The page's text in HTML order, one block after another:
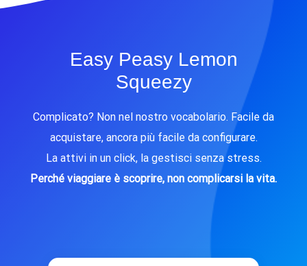
Easy Peasy Lemon
Squeezy
Complicato? Non nel nostro vocabolario. Facile da
acquistare, ancora più facile da configurare.
La attivi in un click, la gestisci senza stress.
Perché viaggiare è scoprire, non complicarsi la vita.